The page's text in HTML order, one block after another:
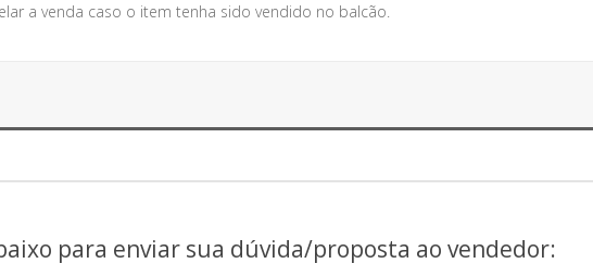
a venda caso o item tenha sido vendido no balcão.
para enviar sua dúvida/proposta ao vendedor: